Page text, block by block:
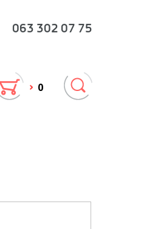
батькам
063 302 07 75
0